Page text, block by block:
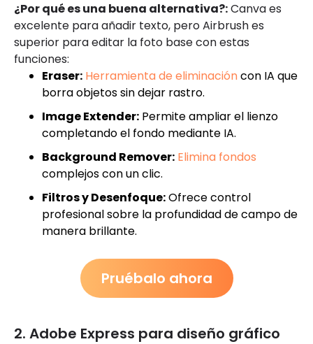
¿Por qué es una buena alternativa?:Canva es
excelente para añadir texto, pero Airbrush es
superior para editar la foto base con estas
funciones:
Eraser: Herramienta de eliminacióncon IA que
borra objetos sin dejar rastro.
Image Extender: Permite ampliar el lienzo
completando el fondo mediante IA.
Background Remover: Elimina fondos
complejos con un clic.
Filtros y Desenfoque:Ofrece control
profesional sobre la profundidad de campo de
manera brillante.
Pruébalo ahora
2. Adobe Express para diseño gráfico